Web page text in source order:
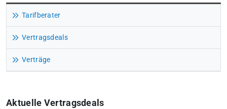
Tarifberater
Vertragsdeals
Verträge
Aktuelle Vertragsdeals